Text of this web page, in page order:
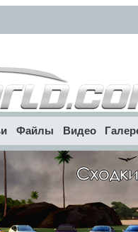
Файлы Видео